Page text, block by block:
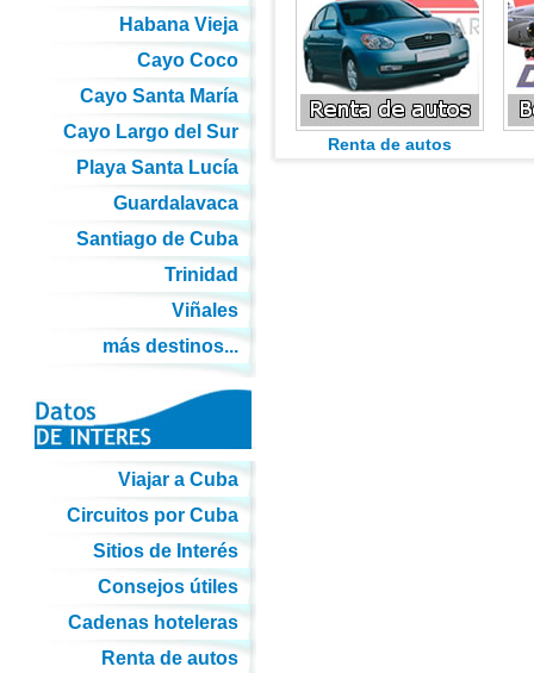
Renta de autos
Habana Vieja
Cayo Coco
Cayo Santa María
Cayo Largo del Sur
Playa Santa Lucía
Guardalavaca
Santiago de Cuba
Trinidad
Viñales
más destinos...
Viajar a Cuba
Circuitos por Cuba
Sitios de Interés
Consejos útiles
Cadenas hoteleras
Renta de autos